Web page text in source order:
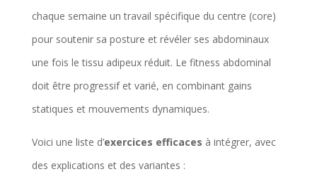
chaque semaine un travail spécifique du centre (core)
pour soutenir sa posture et révéler ses abdominaux
une fois le tissu adipeux réduit. Le fitness abdominal
doit être progressif et varié, en combinant gains
statiques et mouvements dynamiques.
Voici une liste d’exercices efficaces à intégrer, avec
des explications et des variantes :